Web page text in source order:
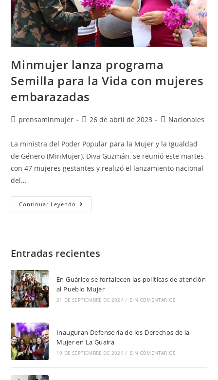
Minmujer lanza programa
Semilla para la Vida con mujeres
embarazadas
prensaminmujer 26 de abril de 2023 Nacionales
La ministra del Poder Popular para la Mujer y la Igualdad
de Género (MinMujer), Diva Guzmán, se reunió este martes
con 47 mujeres gestantes y realizó el lanzamiento nacional
del…
Continuar Leyendo
Entradas recientes
En Guárico se fortalecen las políticas de atención
al Pueblo Mujer
21 DE SEPTIEMBRE DE 2024 / SIN COMENTARIOS
Inauguran Defensoría de los Derechos de la
Mujer en La Guaira
19 DE SEPTIEMBRE DE 2024 / SIN COMENTARIOS